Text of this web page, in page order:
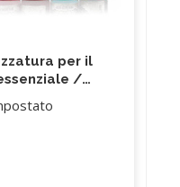
per il
/
dell'olio
per il
di olio cbd